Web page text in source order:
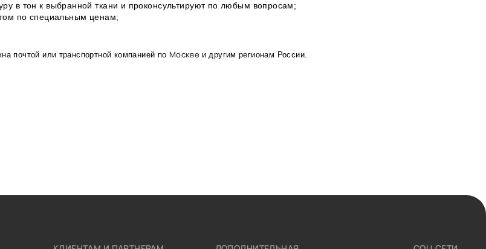
в тон к выбранной ткани и проконсультируют по любым вопросам;
по специальным ценам;
почтой или транспортной компанией по Москве и другим регионам России.